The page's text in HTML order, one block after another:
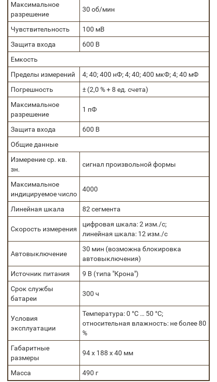
Максимальное
разрешение
30 об/мин
Чувствительность
100 мВ
Защита входа
600 В
Емкость
Пределы измерений
4; 40; 400 нФ; 4; 40; 400 мкФ; 4; 40 мФ
Погрешность
± (2,0 % + 8 ед. счета)
Максимальное
разрешение
1 пФ
Защита входа
600 В
Общие данные
Измерение ср. кв.
зн.
сигнал произвольной формы
Максимальное
индицируемое число
4000
Линейная шкала 82 сегмента
Скорость измерения
цифровая шкала: 2 изм./с;
линейная шкала: 12 изм./с
Автовыключение
30 мин (возможна блокировка
автовыключения)
Источник питания
9 В (типа "Крона")
Срок службы
батареи
300 ч
Условия
эксплуатации
Температура: 0 °С … 50 °С;
относительная влажность: не более 80
%
Габаритные
размеры
94 х 188 х 40 мм
Масса 490 г